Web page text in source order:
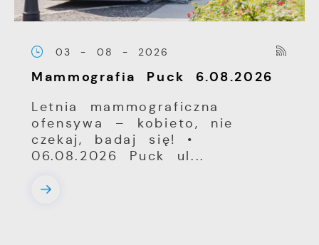
03 - 08 - 2026
Mammografia Puck 6.08.2026
Letnia mammograficzna
ofensywa – kobieto, nie
czekaj, badaj się! •
06.08.2026 Puck ul...